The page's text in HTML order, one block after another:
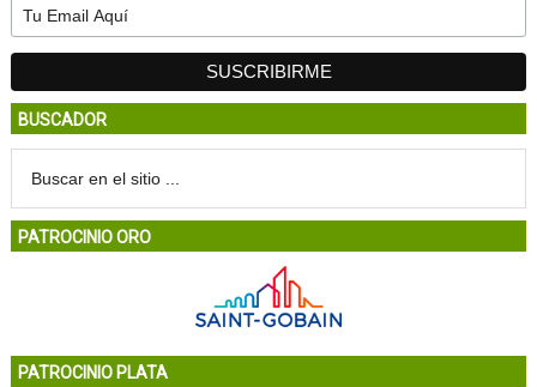
BUSCADOR
PATROCINIO ORO
PATROCINIO PLATA